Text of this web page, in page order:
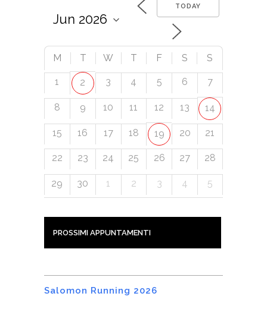
TODAY
M T W T F S S
1 2 3 4 5 6 7
8 9 10 11 12 13 14
15 16 17 18 19 20 21
22 23 24 25 26 27 28
29 30 1 2 3 4 5
PROSSIMI APPUNTAMENTI
Salomon Running 2026